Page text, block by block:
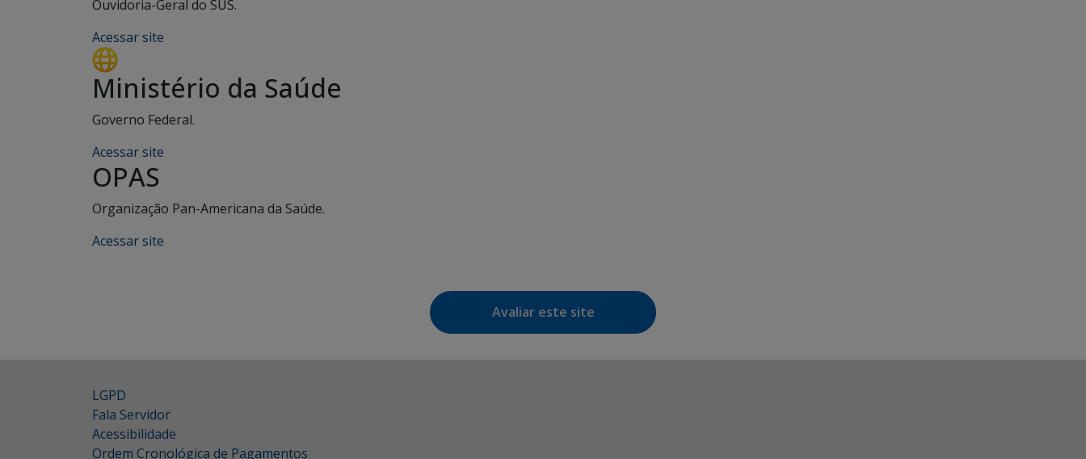
Ouvidoria-Geral do SUS.
Acessar site
Ministério da Saúde
Governo Federal.
Acessar site
OPAS
Organização Pan-Americana da Saúde.
Acessar site
Avaliar este site
LGPD
Fala Servidor
Acessibilidade
Ordem Cronológica de Pagamentos